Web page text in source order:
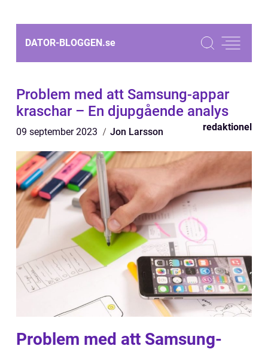
DATOR-BLOGGEN.se
Problem med att Samsung-appar
kraschar – En djupgående analys
09 september 2023 Jon Larsson redaktionel
Problem med att Samsung-